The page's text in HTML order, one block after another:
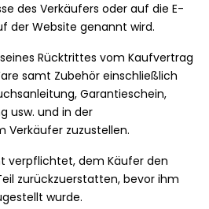
des Verkäufers oder auf die E-
der Website genannt wird.
Rücktrittes vom Kaufvertrag
samt Zubehör einschließlich
Garantieschein,
usw. und in der
Verkäufer zuzustellen.
verpflichtet, dem Käufer den
zurückzuerstatten, bevor ihm
wurde.